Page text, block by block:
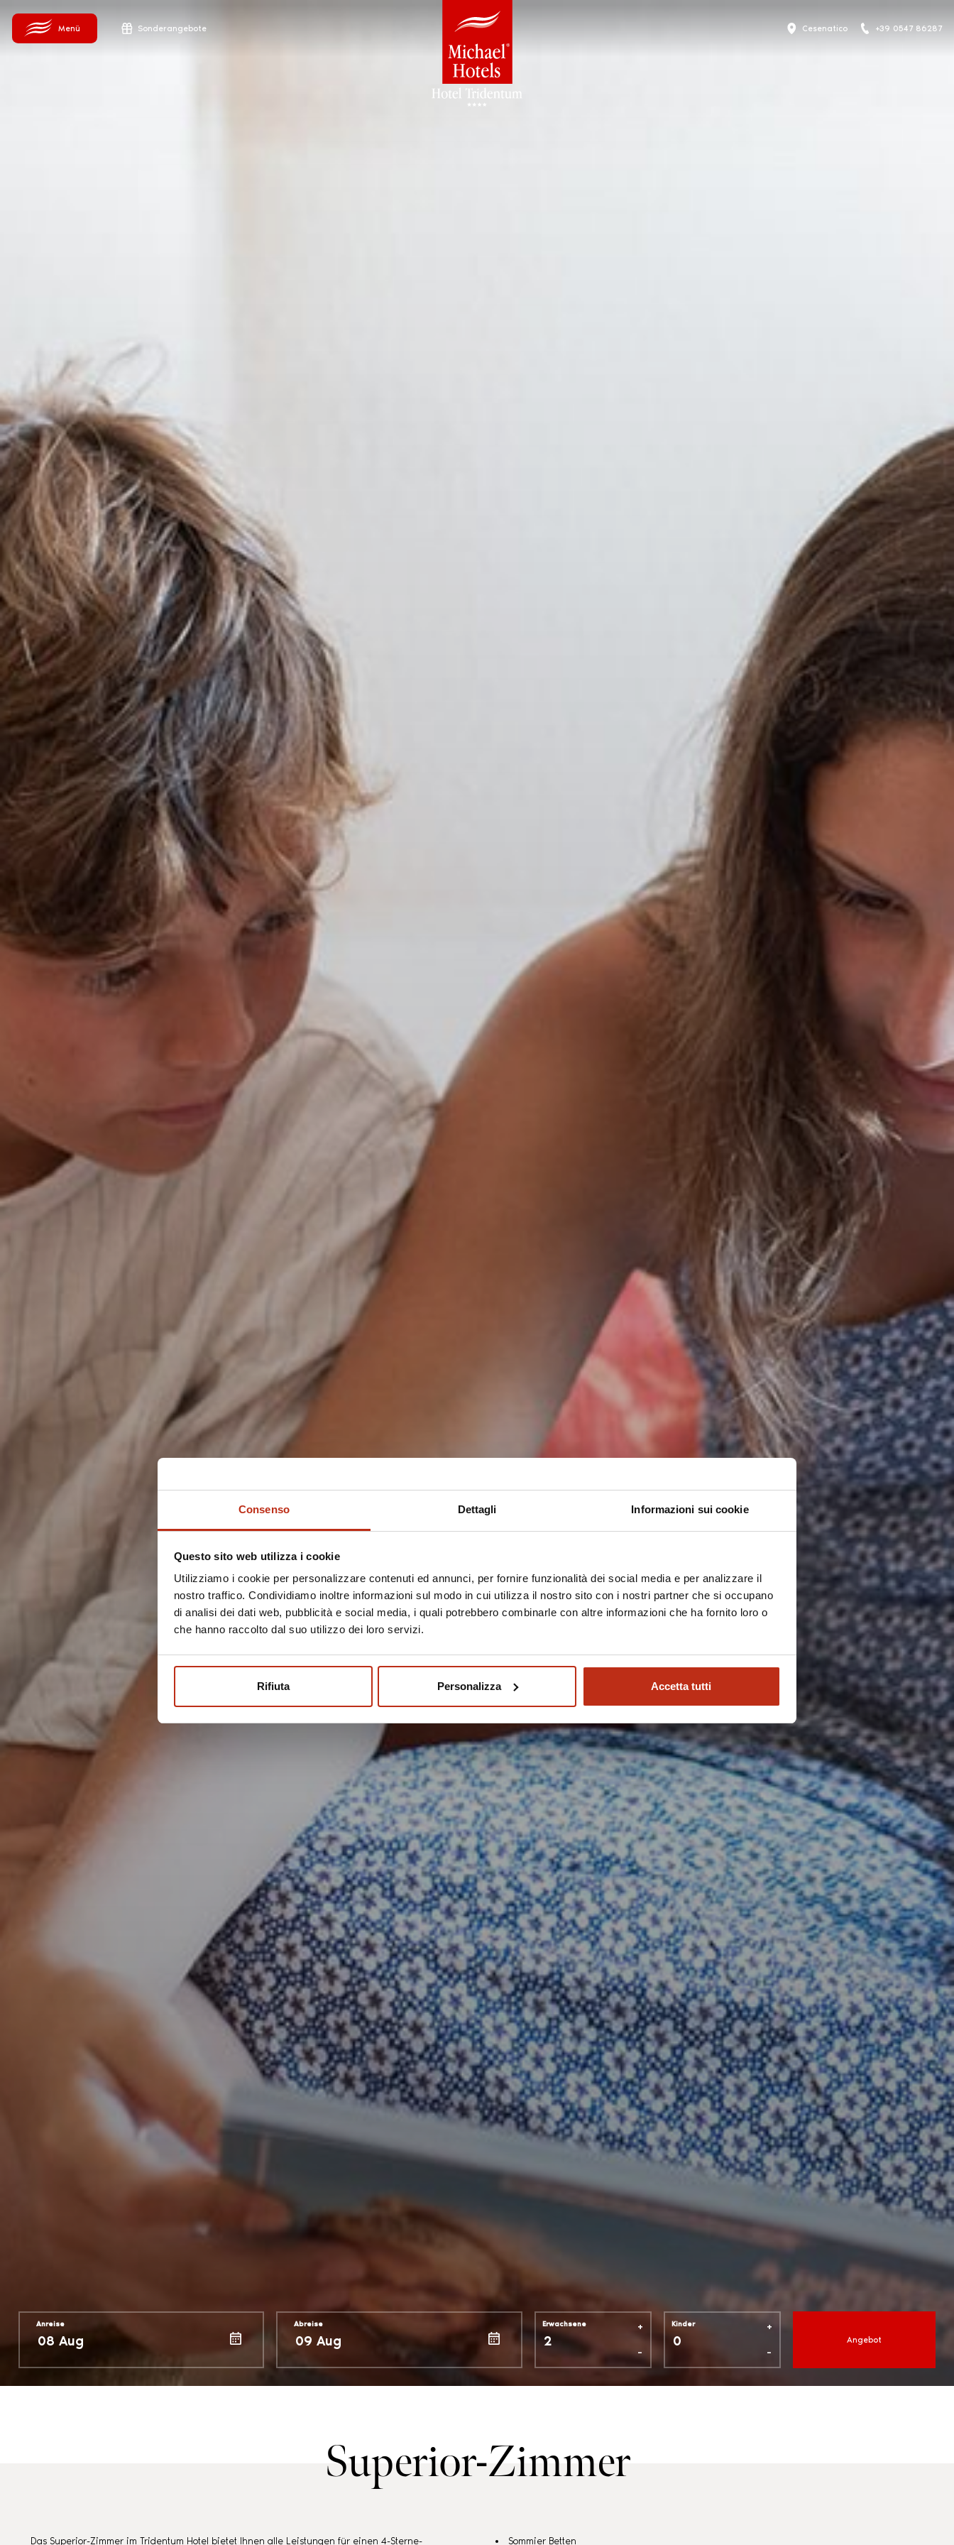
Consenso Dettagli Informazioni sui cookie
Questo sito web utilizza i cookie
Utilizziamo i cookie per personalizzare contenuti ed annunci, per fornire funzionalità dei social media e per analizzare il
nostro traffico. Condividiamo inoltre informazioni sul modo in cui utilizza il nostro sito con i nostri partner che si occupano
di analisi dei dati web, pubblicità e social media, i quali potrebbero combinarle con altre informazioni che ha fornito loro o
che hanno raccolto dal suo utilizzo dei loro servizi.
Rifiuta Personalizza Accetta tutti
Sonderangebote Cesenatico +39 0547 86287
Anreise Abreise Erwachsene
+
-
Kinder
+
-
Angebot
Superior-Zimmer
Das Superior-Zimmer im Tridentum Hotel bietet Ihnen alle Leistungen für einen 4-Sterne- Sommier Betten